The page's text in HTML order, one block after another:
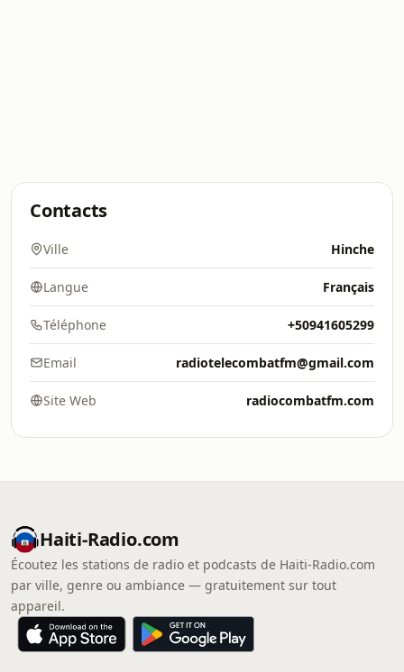
Contacts
Ville Hinche
Langue Français
Téléphone +50941605299
Email radiotelecombatfm@gmail.com
Site Web radiocombatfm.com
Haiti-Radio.com
Écoutez les stations de radio et podcasts de Haiti-Radio.com
par ville, genre ou ambiance — gratuitement sur tout
appareil.